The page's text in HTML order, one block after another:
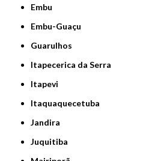
Embu
Embu-Guaçu
Guarulhos
Itapecerica da Serra
Itapevi
Itaquaquecetuba
Jandira
Juquitiba